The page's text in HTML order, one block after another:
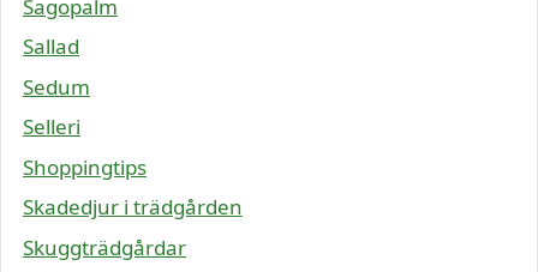
Sagopalm
Sallad
Sedum
Selleri
Shoppingtips
Skadedjur i trädgården
Skuggträdgårdar